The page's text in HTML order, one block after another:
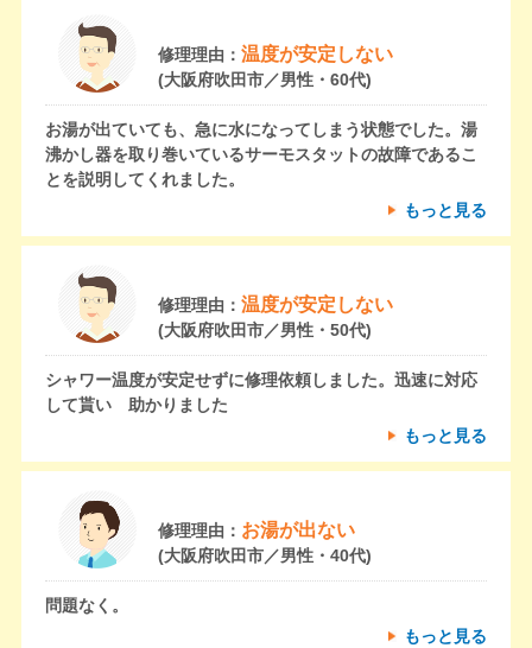
修理理由： 温度が安定しない
(大阪府吹田市／男性・60代)
お湯が出ていても、急に水になってしまう状態でした。湯
沸かし器を取り巻いているサーモスタットの故障であるこ
とを説明してくれました。
もっと見る
修理理由： 温度が安定しない
(大阪府吹田市／男性・50代)
シャワー温度が安定せずに修理依頼しました。迅速に対応
して貰い 助かりました
もっと見る
修理理由： お湯が出ない
(大阪府吹田市／男性・40代)
問題なく。
もっと見る